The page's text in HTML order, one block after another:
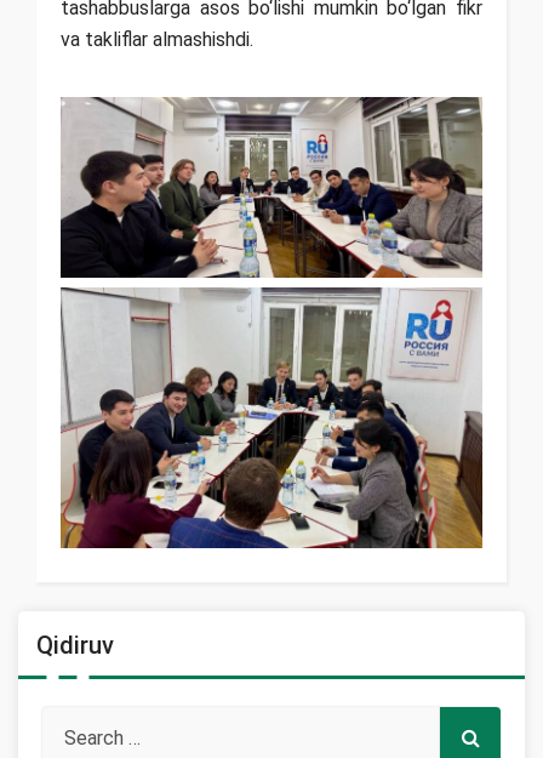
tashabbuslarga asos bo‘lishi mumkin bo‘lgan fikr
va takliflar almashishdi.
Qidiruv